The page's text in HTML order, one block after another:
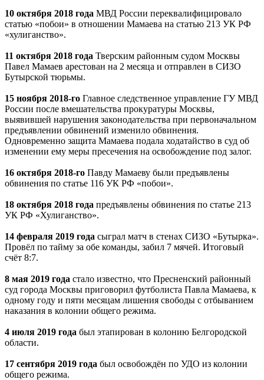
10 октября 2018 года МВД России переквалифицировало
статью «побои» в отношении Мамаева на статью 213 УК РФ
«хулиганство».
11 октября 2018 года Тверским районным судом Москвы
Павел Мамаев арестован на 2 месяца и отправлен в СИЗО
Бутырской тюрьмы.
15 ноября 2018-го Главное следственное управление ГУ МВД
России после вмешательства прокуратуры Москвы,
выявившей нарушения законодательства при первоначальном
предъявлении обвинений изменило обвинения.
Одновременно защита Мамаева подала ходатайство в суд об
изменении ему меры пресечения на освобождение под залог.
16 октября 2018-го Павду Мамаеву были предъявлены
обвинения по статье 116 УК РФ «побои».
18 октября 2018 года предъявлены обвинения по статье 213
УК РФ «Хулиганство».
14 февраля 2019 года сыграл матч в стенах СИЗО «Бутырка».
Провёл по тайму за обе команды, забил 7 мячей. Итоговый
счёт 8:7.
8 мая 2019 года стало известно, что Пресненский районный
суд города Москвы приговорил футболиста Павла Мамаева, к
одному году и пяти месяцам лишения свободы с отбыванием
наказания в колонии общего режима.
4 июля 2019 года был этапирован в колонию Белгородской
области.
17 сентября 2019 года был освобождён по УДО из колонии
общего режима.